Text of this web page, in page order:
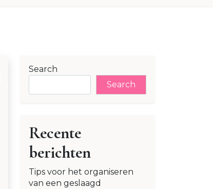
Search
Search
Recente
berichten
Tips voor het organiseren
van een geslaagd